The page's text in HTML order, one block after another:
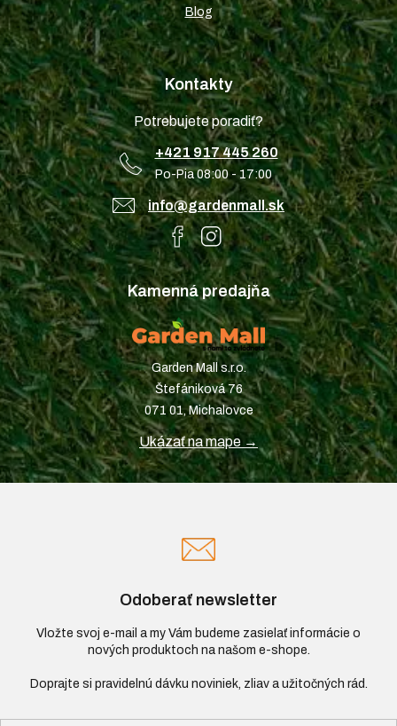
Blog
Kontakty
Potrebujete poradiť?
+421 917 445 260
Po-Pia 08:00 - 17:00
info@gardenmall.sk
Kamenná predajňa
Garden Mall s.r.o.
Štefániková 76
071 01, Michalovce
Ukázať na mape →
Odoberať newsletter
Vložte svoj e-mail a my Vám budeme zasielať informácie o
nových produktoch na našom e-shope.